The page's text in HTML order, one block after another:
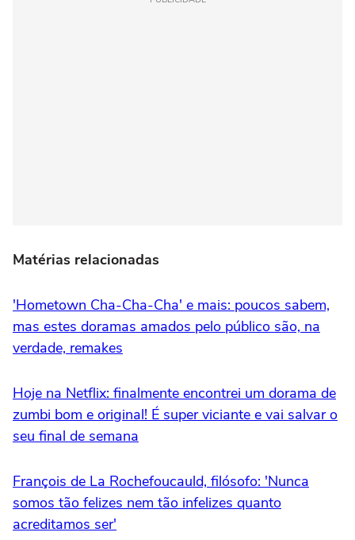
Matérias relacionadas
'Hometown Cha-Cha-Cha' e mais: poucos sabem,
mas estes doramas amados pelo público são, na
verdade, remakes
Hoje na Netflix: finalmente encontrei um dorama de
zumbi bom e original! É super viciante e vai salvar o
seu final de semana
François de La Rochefoucauld, filósofo: 'Nunca
somos tão felizes nem tão infelizes quanto
acreditamos ser'